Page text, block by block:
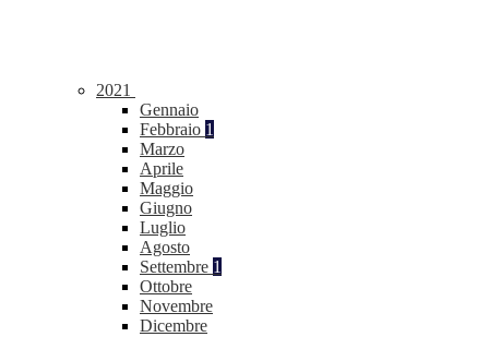
2021
Gennaio
Febbraio 1
Marzo
Aprile
Maggio
Giugno
Luglio
Agosto
Settembre 1
Ottobre
Novembre
Dicembre